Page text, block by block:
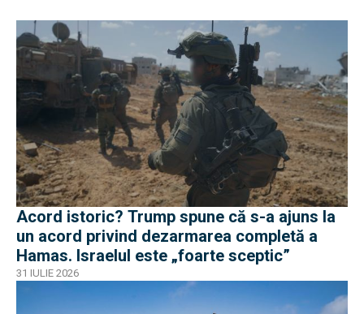
Acord istoric? Trump spune că s-a ajuns la
un acord privind dezarmarea completă a
Hamas. Israelul este „foarte sceptic”
31 IULIE 2026